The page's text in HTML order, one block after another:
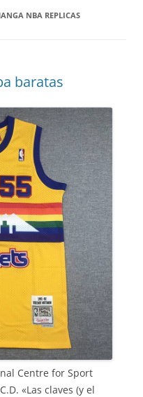
NBA REPLICAS
baratas
Centre for Sport
«Las claves (y el